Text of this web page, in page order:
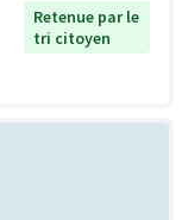
Retenue par le
tri citoyen